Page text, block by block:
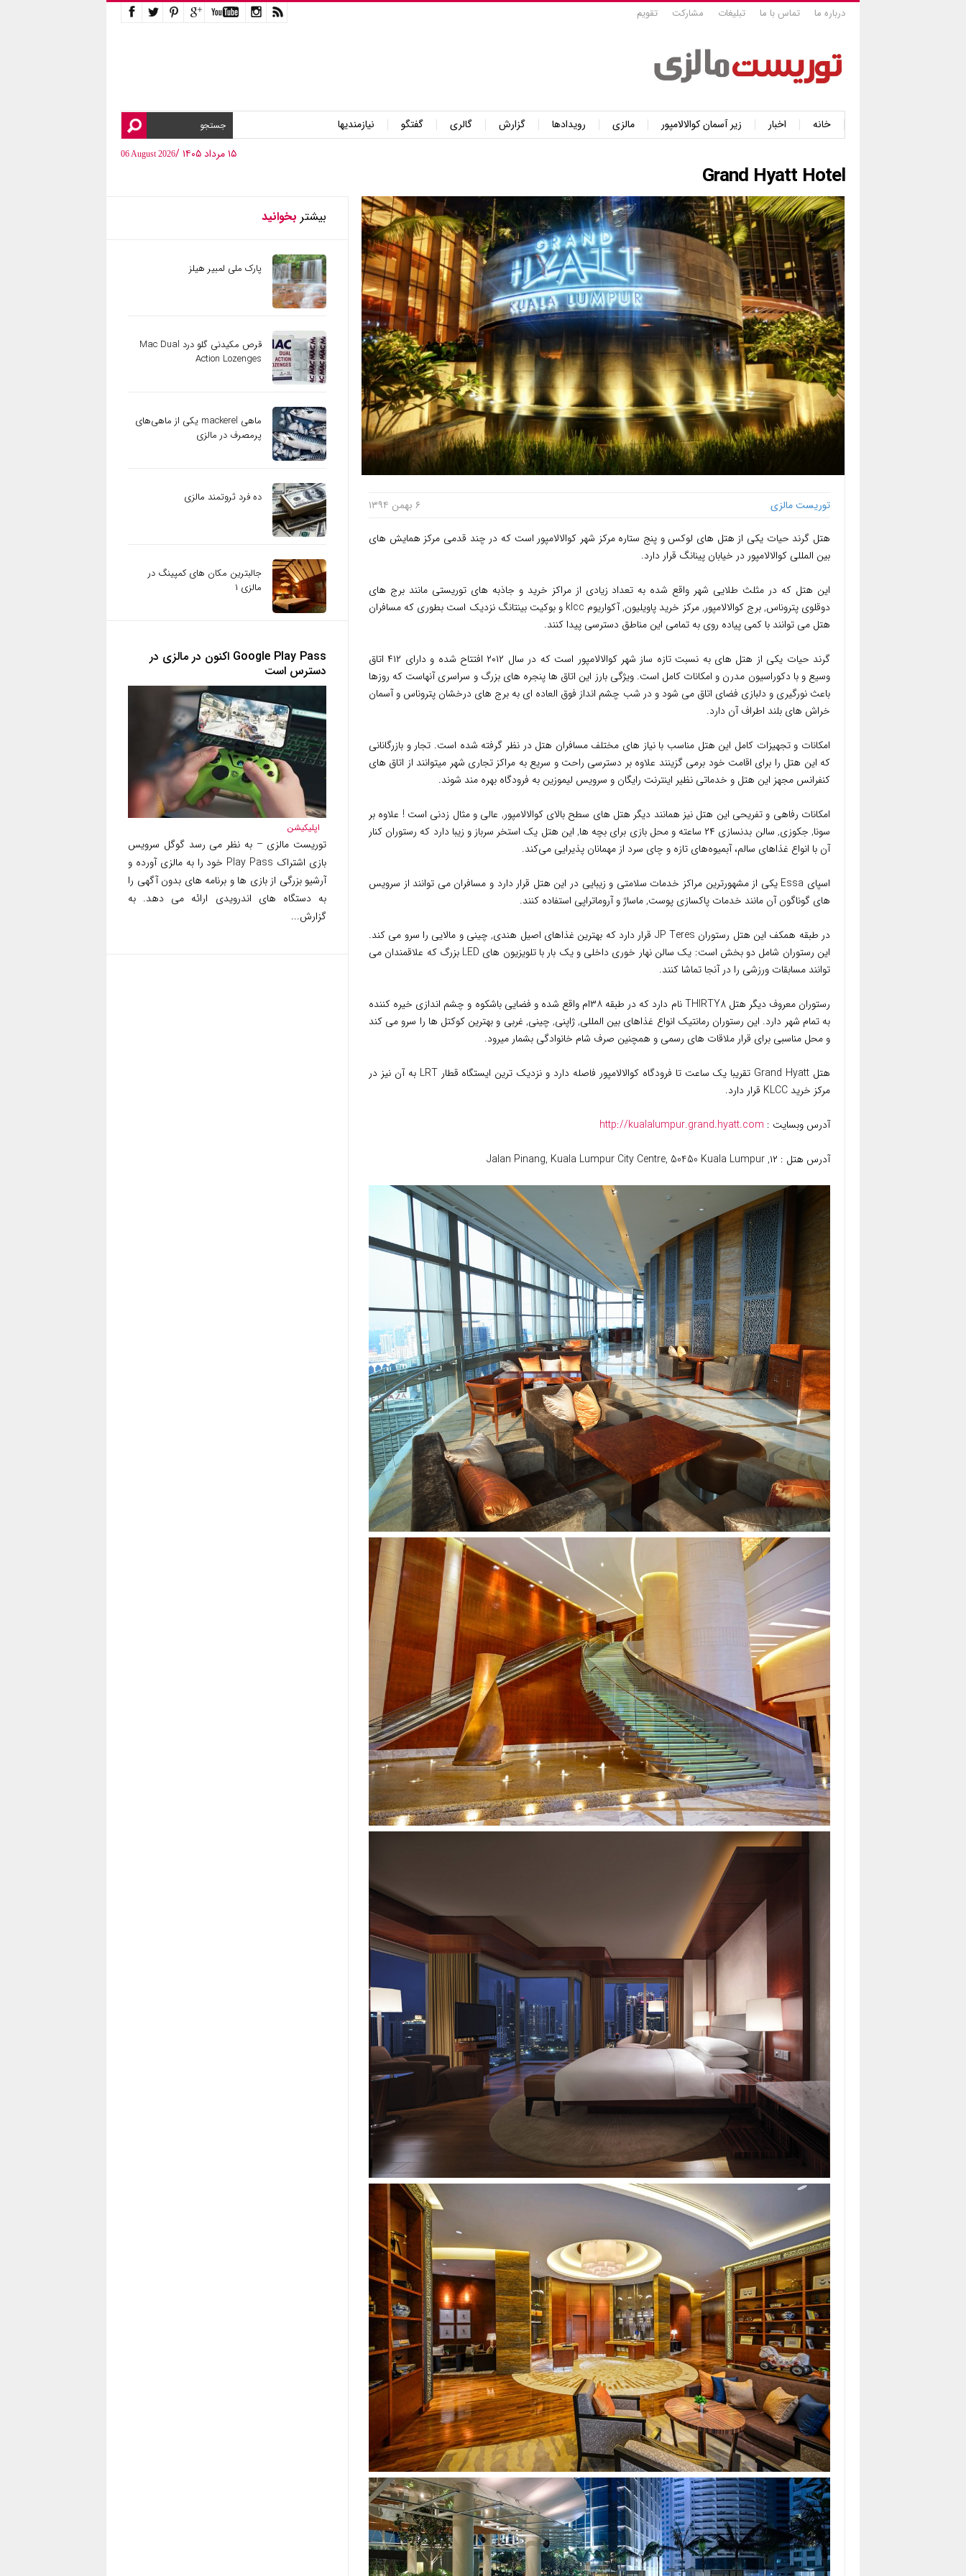
درباره ما تماس با ما تبلیغات مشارکت تقویم
خانه اخبار زیر آسمان کوالالامپور مالزی رویدادها گزارش گالری گفتگو
نیازمندیها
۱۵ مرداد ۱۴۰۵ /
06 August 2026
Grand Hyatt Hotel
توریست مالزی ۶ بهمن ۱۳۹۴
هتل گرند حیات یکی از هتل های لوکس و پنج ستاره مرکز شهر کوالالامپور است که در چند قدمی مرکز همایش های
بین المللی کوالالامپور در خیابان پینانگ قرار دارد.
این هتل که در مثلث طلایی شهر واقع شده به تعداد زیادی از مراکز خرید و جاذبه های توریستی مانند برج های
دوقلوی پتروناس, برج کوالالامپور, مرکز خرید پاویلیون, آکواریوم klcc و بوکیت بینتانگ نزدیک است بطوری که مسافران
هتل می توانند با کمی پیاده روی به تمامی این مناطق دسترسی پیدا کنند.
گرند حیات یکی از هتل های به نسبت تازه ساز شهر کوالالامپور است که در سال ۲۰۱۲ افتتاح شده و دارای ۴۱۲ اتاق
وسیع و با دکوراسیون مدرن و امکانات کامل است. ویژگی بارز این اتاق ها پنجره های بزرگ و سراسری آنهاست که روزها
باعث نورگیری و دلبازی فضای اتاق می شود و در شب چشم انداز فوق العاده ای به برج های درخشان پتروناس و آسمان
خراش های بلند اطراف آن دارد.
امکانات و تجهیزات کامل این هتل مناسب با نیاز های مختلف مسافران هتل در نظر گرفته شده است. تجار و بازرگانانی
که این هتل را برای اقامت خود برمی گزینند علاوه بر دسترسی راحت و سریع به مراکز تجاری شهر میتوانند از اتاق های
کنفرانس مجهز این هتل و خدماتی نظیر اینترنت رایگان و سرویس لیموزین به فرودگاه بهره مند شوند.
امکانات رفاهی و تفریحی این هتل نیز همانند دیگر هتل های سطح بالای کوالالامپور, عالی و مثال زدنی است ! علاوه بر
سونا, جکوزی, سالن بدنسازی ۲۴ ساعته و محل بازی برای بچه ها, این هتل یک استخر سرباز و زیبا دارد که رستوران کنار
آن با انواع غذاهای سالم، آبمیوه‌های تازه و چای سرد از مهمانان پذیرایی می‌کند.
اسپای Essa یکی از مشهورترین مراکز خدمات سلامتی و زیبایی در این هتل قرار دارد و مسافران می توانند از سرویس
های گوناگون آن مانند خدمات پاکسازی پوست, ماساژ و آروماتراپی استفاده کنند.
در طبقه همکف این هتل رستوران JP Teres قرار دارد که بهترین غذاهای اصیل هندی, چینی و مالایی را سرو می کند.
این رستوران شامل دو بخش است: یک سالن نهار خوری داخلی و یک بار با تلویزیون های LED بزرگ که علاقمندان می
توانند مسابقات ورزشی را در آنجا تماشا کنند.
رستوران معروف دیگر هتل THIRTY8 نام دارد که در طبقه ۳۸ام واقع شده و فضایی باشکوه و چشم اندازی خیره کننده
به تمام شهر دارد. این رستوران رمانتیک انواع غذاهای بین المللی, ژاپنی, چینی, غربی و بهترین کوکتل ها را سرو می کند
و محل مناسبی برای قرار ملاقات های رسمی و همچنین صرف شام خانوادگی بشمار میرود.
هتل Grand Hyatt تقریبا یک ساعت تا فرودگاه کوالالامپور فاصله دارد و نزدیک ترین ایستگاه قطار LRT به آن نیز در
مرکز خرید KLCC قرار دارد.
آدرس وبسایت : http://kualalumpur.grand.hyatt.com
آدرس هتل : ۱۲, Jalan Pinang, Kuala Lumpur City Centre, 50450 Kuala Lumpur
بیشتر بخوانید
پارک ملی لمبیر هیلز
قرص مکیدنی گلو درد Mac Dual
Action Lozenges
ماهی mackerel یکی از ماهی‌های
پرمصرف در مالزی
ده فرد ثروتمند مالزی
جالبترین مکان های کمپینگ در
مالزی ۱
Google Play Pass اکنون در مالزی در
دسترس است
اپلیکیشن
توریست مالزی – به نظر می رسد گوگل سرویس
بازی اشتراک Play Pass خود را به مالزی آورده و
آرشیو بزرگی از بازی ها و برنامه های بدون آگهی را
به دستگاه های اندرویدی ارائه می دهد. به
گزارش...